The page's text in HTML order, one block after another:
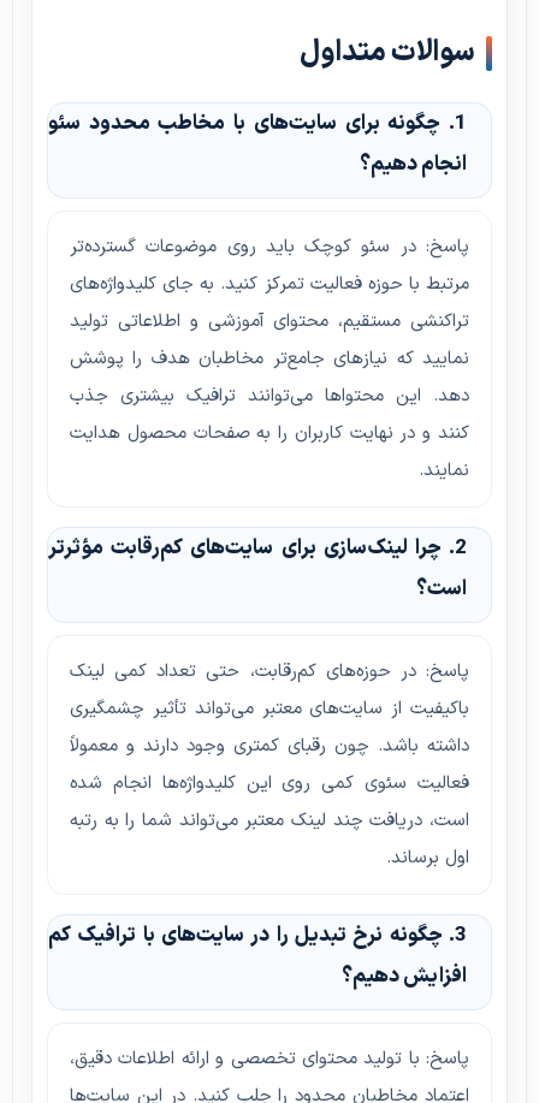
سوالات متداول
1. چگونه برای سایت‌های با مخاطب محدود سئو
انجام دهیم؟
پاسخ: در سئو کوچک باید روی موضوعات گسترده‌تر
مرتبط با حوزه فعالیت تمرکز کنید. به جای کلیدواژه‌های
تراکنشی مستقیم، محتوای آموزشی و اطلاعاتی تولید
نمایید که نیازهای جامع‌تر مخاطبان هدف را پوشش
دهد. این محتواها می‌توانند ترافیک بیشتری جذب
کنند و در نهایت کاربران را به صفحات محصول هدایت
نمایند.
2. چرا لینک‌سازی برای سایت‌های کم‌رقابت مؤثرتر
است؟
پاسخ: در حوزه‌های کم‌رقابت، حتی تعداد کمی لینک
باکیفیت از سایت‌های معتبر می‌تواند تأثیر چشمگیری
داشته باشد. چون رقبای کمتری وجود دارند و معمولاً
فعالیت سئوی کمی روی این کلیدواژه‌ها انجام شده
است، دریافت چند لینک معتبر می‌تواند شما را به رتبه
اول برساند.
3. چگونه نرخ تبدیل را در سایت‌های با ترافیک کم
افزایش دهیم؟
پاسخ: با تولید محتوای تخصصی و ارائه اطلاعات دقیق،
اعتماد مخاطبان محدود را جلب کنید. در این سایت‌ها